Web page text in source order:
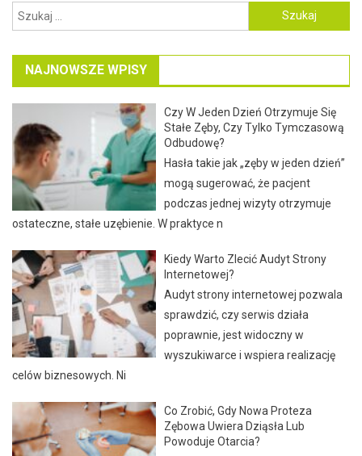
Szukaj:
NAJNOWSZE WPISY
Czy W Jeden Dzień Otrzymuje Się
Stałe Zęby, Czy Tylko Tymczasową
Odbudowę?
Hasła takie jak „zęby w jeden dzień”
mogą sugerować, że pacjent
podczas jednej wizyty otrzymuje
ostateczne, stałe uzębienie. W praktyce n
Kiedy Warto Zlecić Audyt Strony
Internetowej?
Audyt strony internetowej pozwala
sprawdzić, czy serwis działa
poprawnie, jest widoczny w
wyszukiwarce i wspiera realizację
celów biznesowych. Ni
Co Zrobić, Gdy Nowa Proteza
Zębowa Uwiera Dziąsła Lub
Powoduje Otarcia?